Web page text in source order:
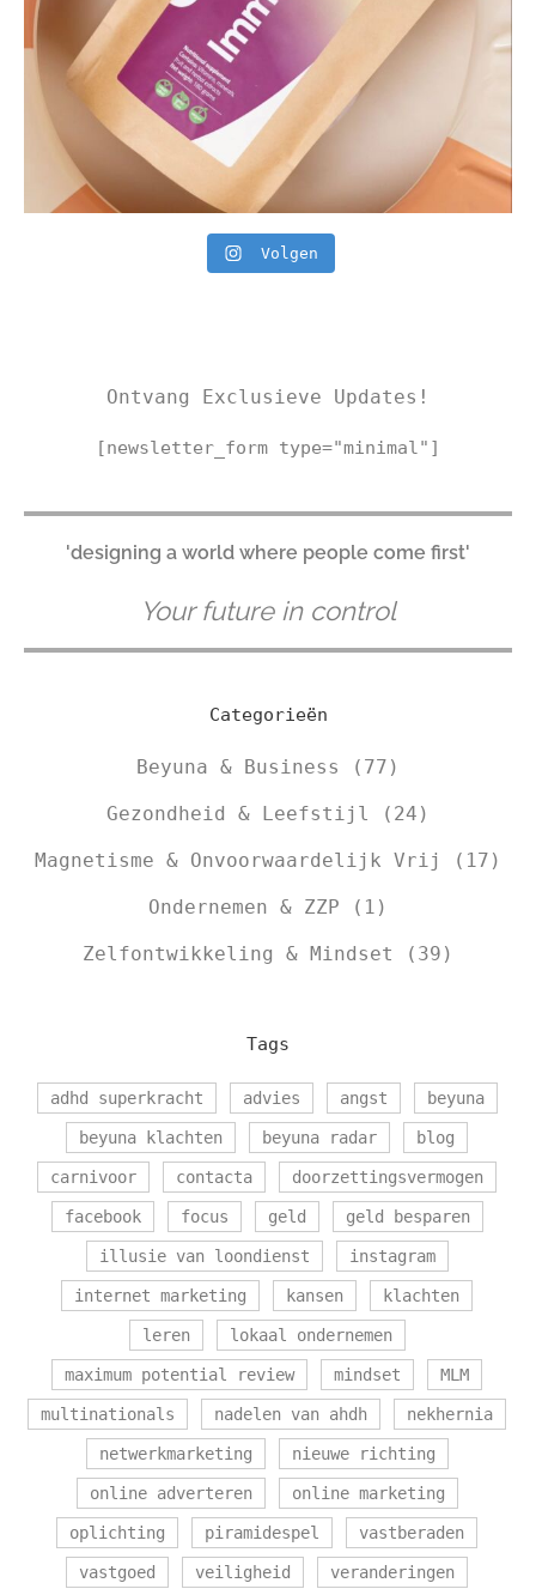
Volgen
Ontvang Exclusieve Updates!
[newsletter_form type="minimal"]
'designing a world where people come first'
Your future in control
Categorieën
Beyuna & Business (77)
Gezondheid & Leefstijl (24)
Magnetisme & Onvoorwaardelijk Vrij (17)
Ondernemen & ZZP (1)
Zelfontwikkeling & Mindset (39)
Tags
adhd superkracht advies angst beyuna
beyuna klachten beyuna radar blog
carnivoor contacta doorzettingsvermogen
facebook focus geld geld besparen
illusie van loondienst instagram
internet marketing kansen klachten
leren lokaal ondernemen
maximum potential review mindset MLM
multinationals nadelen van ahdh nekhernia
netwerkmarketing nieuwe richting
online adverteren online marketing
oplichting piramidespel vastberaden
vastgoed veiligheid veranderingen